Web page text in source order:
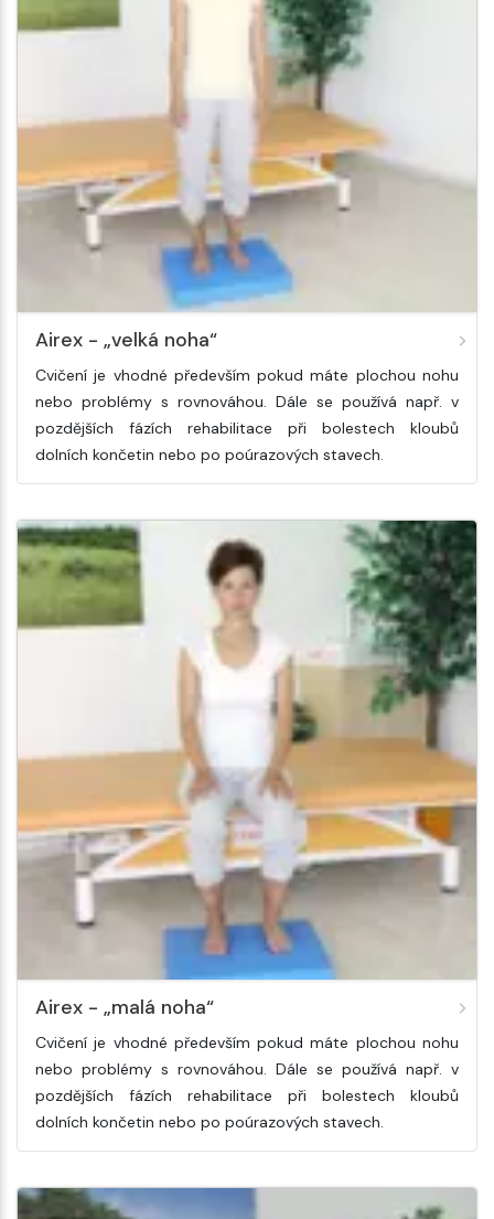
Airex - „velká noha“
Cvičení je vhodné především pokud máte plochou nohu
nebo problémy s rovnováhou. Dále se používá např. v
pozdějších fázích rehabilitace při bolestech kloubů
dolních končetin nebo po poúrazových stavech.
Airex - „malá noha“
Cvičení je vhodné především pokud máte plochou nohu
nebo problémy s rovnováhou. Dále se používá např. v
pozdějších fázích rehabilitace při bolestech kloubů
dolních končetin nebo po poúrazových stavech.